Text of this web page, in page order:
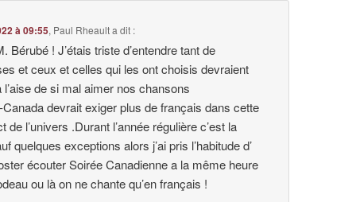
à 09:55, Paul Rheaulta dit :
Bérubé ! J’étais triste d’entendre tant de
et ceux et celles qui les ont choisis devraient
de si mal aimer nos chansons
devrait exiger plus de français dans cette
de l’univers .Durant l’année régulière c’est la
quelques exceptions alors j’ai pris l’habitude d’
écouter Soirée Canadienne a la même heure
ou là on ne chante qu’en français !